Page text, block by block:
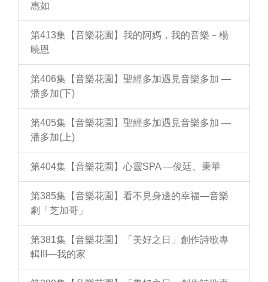
惠如
第413集【音樂花園】我的阿媽，我的音樂－楊
曉恩
第406集【音樂花園】聖經多加遇見音樂多加 —
潘多加(下)
第405集【音樂花園】聖經多加遇見音樂多加 —
潘多加(上)
第404集【音樂花園】心靈SPA —俊廷、秉華
第385集【音樂花園】看不見身邊的幸福—音樂
劇「芝加哥」
第381集【音樂花園】「美好之日」創作詩歌專
輯III—我的家